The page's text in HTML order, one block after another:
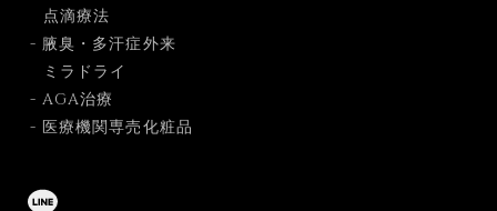
点滴療法
- 腋臭・多汗症外来
ミラドライ
- AGA治療
- 医療機関専売化粧品